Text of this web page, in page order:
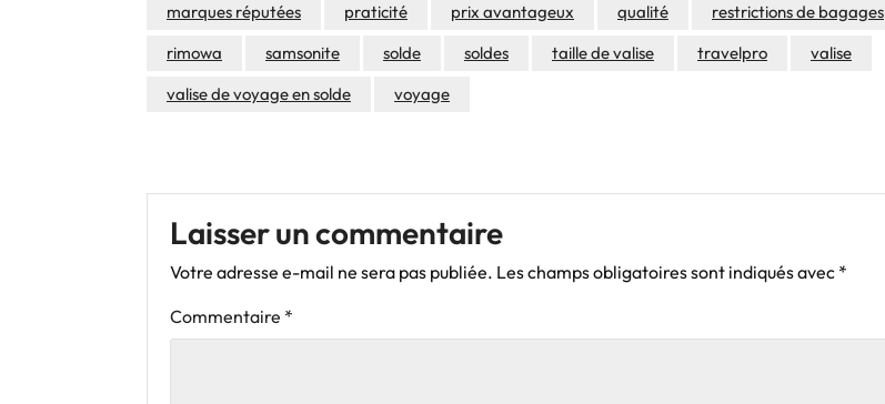
marques réputées
praticité prix avantageux qualité
restrictions de bagages
rimowa
samsonite solde soldes taille de valise travelpro
valise
valise de voyage en solde
voyage
Laisser un commentaire
Votre adresse e-mail ne sera pas publiée. Les champs obligatoires sont indiqués avec *
Commentaire *